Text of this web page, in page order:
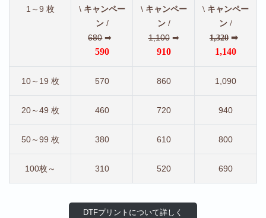
1～9 枚 \ キャンペー
ン/
680➡
590
\ キャンペー
ン/
1,100➡
910
\ キャンペー
ン /
1,320➡
1,140
10～19 枚 570 860 1,090
20～49 枚 460 720 940
50～99 枚 380 610 800
100枚～ 310 520 690
DTFプリントについて詳しく